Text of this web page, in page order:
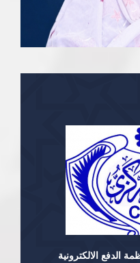
الدفع الالكترونية